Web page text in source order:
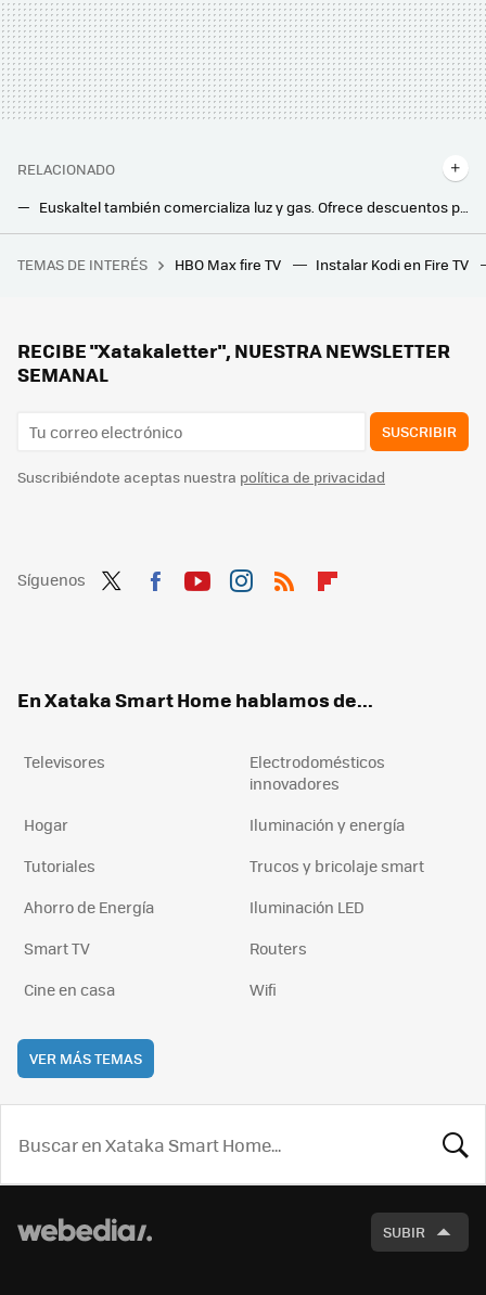
RELACIONADO
En marzo el precio de la luz se ha desplomado, pero si tienes este tipo de tarifa no podrás aprovecharlo
Quién necesita listas IPTV teniendo esta app. Cientos de canales gratis y no hace falta configurarla
TEMAS DE INTERÉS HBO Max fire TV Instalar Kodi en Fire TV
RECIBE "Xatakaletter", NUESTRA NEWSLETTER
SEMANAL
SUSCRIBIR
Suscribiéndote aceptas nuestra política de privacidad
Síguenos
En Xataka Smart Home hablamos de...
Televisores
Electrodomésticos
innovadores
Hogar
Iluminación y energía
Tutoriales
Trucos y bricolaje smart
Ahorro de Energía
Iluminación LED
Smart TV
Routers
Cine en casa
Wifi
VER MÁS TEMAS
SUBIR